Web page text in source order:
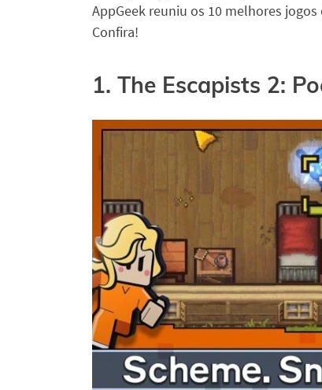
AppGeek reuniu os 10 melhores
Confira!
1. The Escapists 2: